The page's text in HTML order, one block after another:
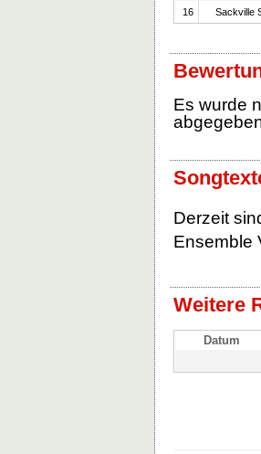
16
Sackville
Es wurde
Derzeit
Ensemble
Weitere
Datum